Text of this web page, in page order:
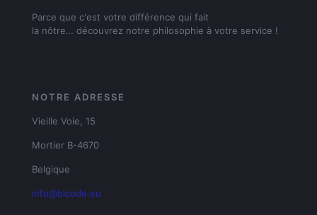
Parce que c'est votre différence qui fait
la nôtre… découvrez notre philosophie à votre service !
NOTRE ADRESSE
Vieille Voie, 15
Mortier B-4670
Belgique
info@bicode.eu